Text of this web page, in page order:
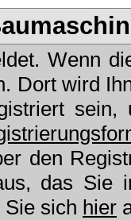
Wenn
Dort wird
den
das Sie
sich hier